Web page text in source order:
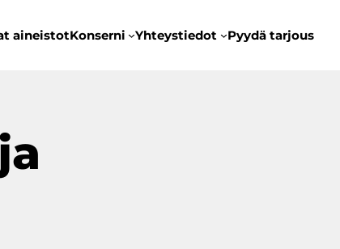
aineistotKonserni Yhteystiedot Pyydä tarjous